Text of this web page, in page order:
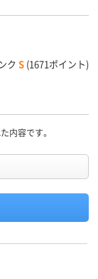
ク S (1671ポイント)
内容です。